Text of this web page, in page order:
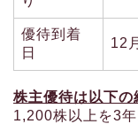
優待到着
日
12
株主優待は以下の
1,200株以上を3